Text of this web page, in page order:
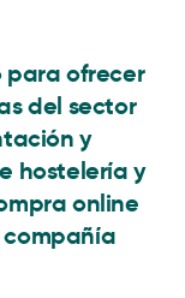
para ofrecer
del sector
y
hostelería y
online